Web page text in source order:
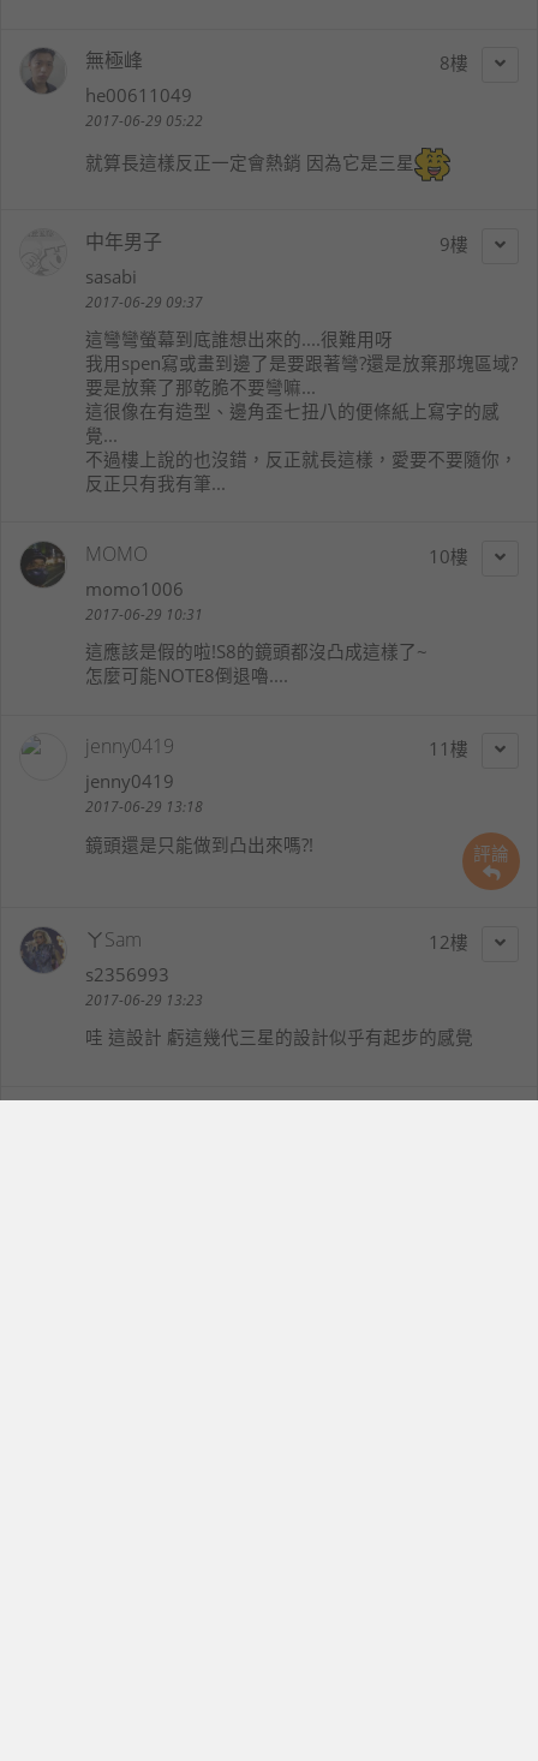
評論
8
無極峰
he00611049
2017-06-29 05:22
就算長這樣反正一定會熱銷 因為它是三星
9
中年男子
sasabi
2017-06-29 09:37
這彎彎螢幕到底誰想出來的....很難用呀
我用spen寫或畫到邊了是要跟著彎?還是放棄那塊區域?
要是放棄了那乾脆不要彎嘛...
這很像在有造型、邊角歪七扭八的便條紙上寫字的感
覺...
不過樓上說的也沒錯，反正就長這樣，愛要不要隨你，
反正只有我有筆...
10
MOMO
momo1006
2017-06-29 10:31
這應該是假的啦!S8的鏡頭都沒凸成這樣了~
怎麼可能NOTE8倒退嚕....
11
jenny0419
jenny0419
2017-06-29 13:18
鏡頭還是只能做到凸出來嗎?!
12
ㄚSam
s2356993
2017-06-29 13:23
哇 這設計 虧這幾代三星的設計似乎有起步的感覺